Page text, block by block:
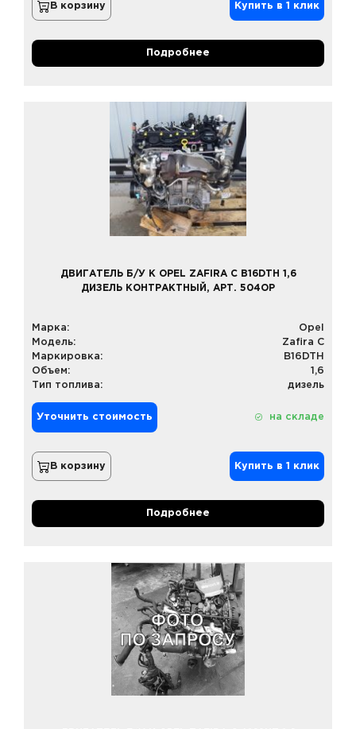
В корзину Купить в 1 клик
Подробнее
ДВИГАТЕЛЬ Б/У К OPEL ZAFIRA C B16DTH 1,6
ДИЗЕЛЬ КОНТРАКТНЫЙ, АРТ. 504OP
Марка:
Opel
Модель:
Zafira C
Маркировка:
B16DTH
Объем:
1,6
Тип топлива:
дизель
Уточнить стоимость на складе
В корзину Купить в 1 клик
Подробнее